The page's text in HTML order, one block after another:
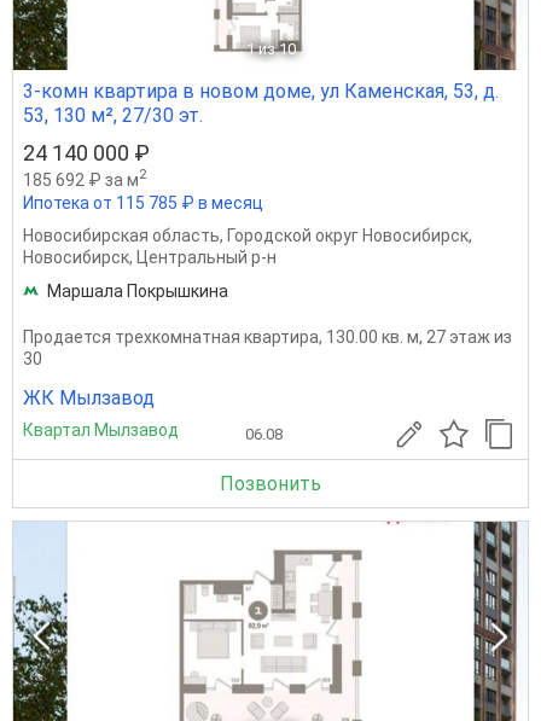
1 из 10
3-комн квартира в новом доме, ул Каменская, 53, д.
53, 130 м², 27/30 эт.
24 140 000 ₽
185 692 ₽ за м2
Ипотека от 115 785 ₽ в месяц
Новосибирская область, Городской округ Новосибирск,
Новосибирск, Центральный р-н
Маршала Покрышкина
Продается трехкомнатная квартира, 130.00 кв. м, 27 этаж из
30
ЖК Мылзавод
Квартал Мылзавод 06.08
Позвонить